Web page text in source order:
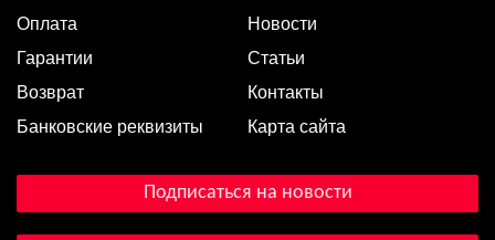
Оплата
Гарантии
Возврат
Банковские реквизиты
Новости
Статьи
Контакты
Карта сайта
Подписаться на новости